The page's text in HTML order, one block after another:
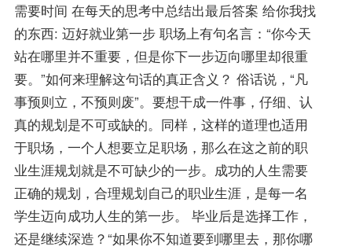
需要时间 在每天的思考中总结出最后答案 给你我找
的东西: 迈好就业第一步 职场上有句名言：“你今天
站在哪里并不重要，但是你下一步迈向哪里却很重
要。”如何来理解这句话的真正含义？ 俗话说，“凡
事预则立，不预则废”。要想干成一件事，仔细、认
真的规划是不可或缺的。同样，这样的道理也适用
于职场，一个人想要立足职场，那么在这之前的职
业生涯规划就是不可缺少的一步。成功的人生需要
正确的规划，合理规划自己的职业生涯，是每一名
学生迈向成功人生的第一步。 毕业后是选择工作，
还是继续深造？“如果你不知道要到哪里去，那你哪